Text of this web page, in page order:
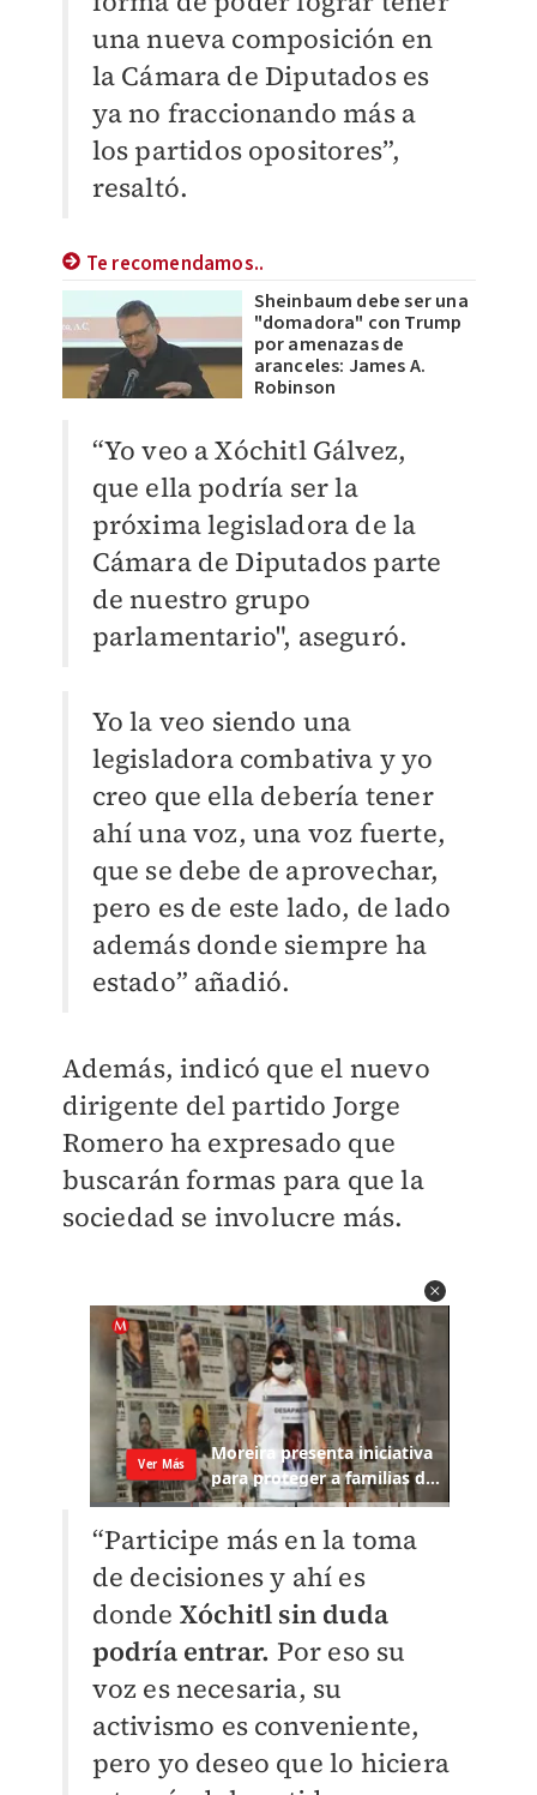
una nueva composición en
la Cámara de Diputados es
ya no fraccionando más a
los partidos opositores”,
resaltó.
Te recomendamos..
Sheinbaum debe ser una
"domadora" con Trump
por amenazas de
aranceles: James A.
Robinson
“Yo veo a Xóchitl Gálvez,
que ella podría ser la
próxima legisladora de la
Cámara de Diputados parte
de nuestro grupo
parlamentario", aseguró.
Yo la veo siendo una
legisladora combativa y yo
creo que ella debería tener
ahí una voz, una voz fuerte,
que se debe de aprovechar,
pero es de este lado, de lado
además donde siempre ha
estado” añadió.
Además, indicó que el nuevo
dirigente del partido Jorge
Romero ha expresado que
buscarán formas para que la
sociedad se involucre más.
“Participe más en la toma
de decisiones y ahí es
donde Xóchitl sin duda
podría entrar. Por eso su
voz es necesaria, su
activismo es conveniente,
pero yo deseo que lo hiciera